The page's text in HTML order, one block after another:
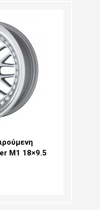
M1 18×9.5